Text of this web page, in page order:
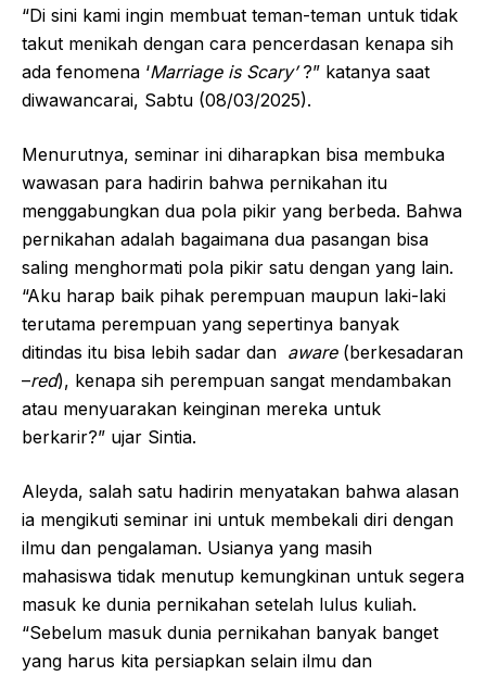
“Di sini kami ingin membuat teman-teman untuk tidak
takut menikah dengan cara pencerdasan kenapa sih
ada fenomena ‘Marriage is Scary’?” katanya saat
diwawancarai, Sabtu (08/03/2025).
Menurutnya, seminar ini diharapkan bisa membuka
wawasan para hadirin bahwa pernikahan itu
menggabungkan dua pola pikir yang berbeda. Bahwa
pernikahan adalah bagaimana dua pasangan bisa
saling menghormati pola pikir satu dengan yang lain.
“Aku harap baik pihak perempuan maupun laki-laki
terutama perempuan yang sepertinya banyak
ditindas itu bisa lebih sadar dan aware (berkesadaran
–red), kenapa sih perempuan sangat mendambakan
atau menyuarakan keinginan mereka untuk
berkarir?” ujar Sintia.
Aleyda, salah satu hadirin menyatakan bahwa alasan
ia mengikuti seminar ini untuk membekali diri dengan
ilmu dan pengalaman. Usianya yang masih
mahasiswa tidak menutup kemungkinan untuk segera
masuk ke dunia pernikahan setelah lulus kuliah.
“Sebelum masuk dunia pernikahan banyak banget
yang harus kita persiapkan selain ilmu dan